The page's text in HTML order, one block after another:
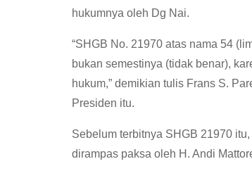
hukumnya oleh Dg Nai.
“SHGB No. 21970 atas nama 54
bukan semestinya (tidak benar),
hukum,” demikian tulis Frans S.
Presiden itu.
Sebelum terbitnya SHGB 21970
dirampas paksa oleh H. Andi